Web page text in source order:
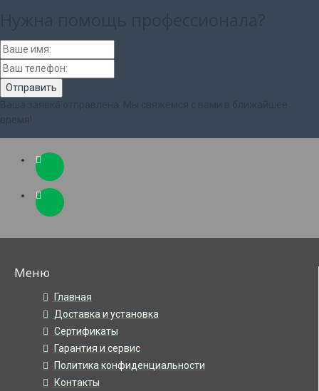
Меню
Главная
Доставка и установка
Сертификаты
Гарантия и сервис
Политика конфиденциальности
Контакты